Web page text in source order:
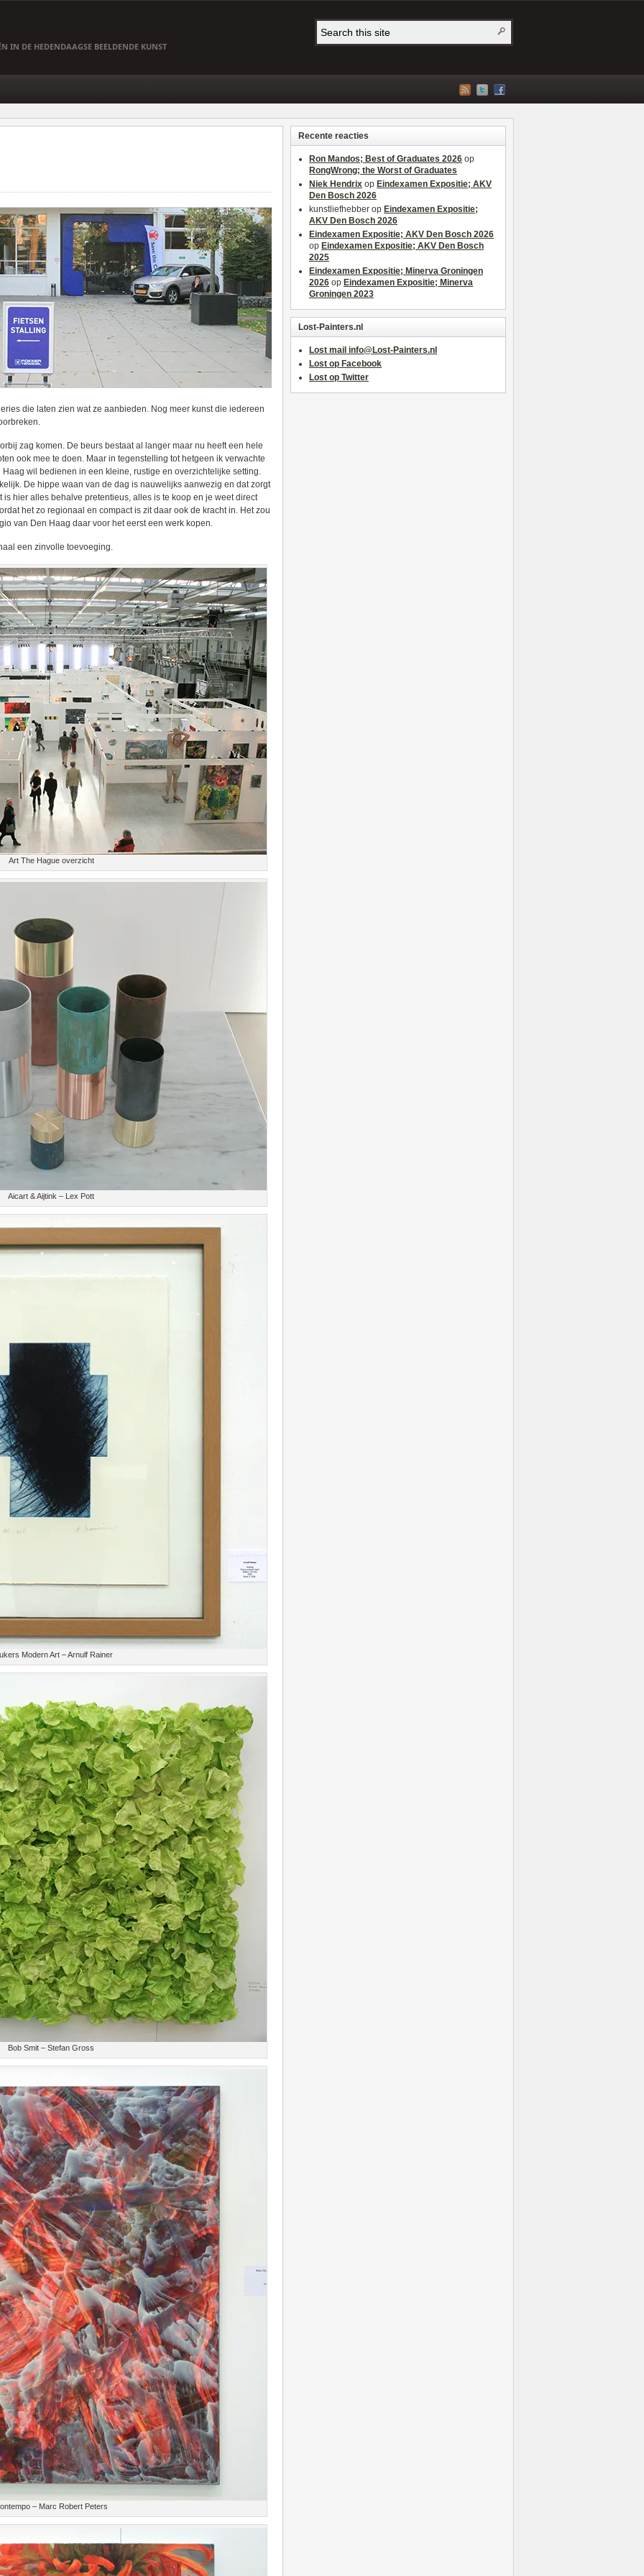
IN DE HEDENDAAGSE BEELDENDE KUNST
die laten zien wat ze aanbieden. Nog meer kunst die iedereen
zag komen. De beurs bestaat al langer maar nu heeft een hele
ook mee te doen. Maar in tegenstelling tot hetgeen ik verwachte
wil bedienen in een kleine, rustige en overzichtelijke setting.
De hippe waan van de dag is nauwelijks aanwezig en dat zorgt
hier alles behalve pretentieus, alles is te koop en je weet direct
het zo regionaal en compact is zit daar ook de kracht in. Het zou
van Den Haag daar voor het eerst een werk kopen.
een zinvolle toevoeging.
Art The Hague overzicht
Aicart & Aijtink – Lex Pott
Modern Art – Arnulf Rainer
Bob Smit – Stefan Gross
– Marc Robert Peters
Recente reacties
Ron Mandos; Best of Graduates 2026 op
RongWrong; the Worst of Graduates
Niek Hendrix op Eindexamen Expositie; AKV
Den Bosch 2026
kunstliefhebber op Eindexamen Expositie;
AKV Den Bosch 2026
Eindexamen Expositie; AKV Den Bosch 2026
op Eindexamen Expositie; AKV Den Bosch
2025
Eindexamen Expositie; Minerva Groningen
2026 op Eindexamen Expositie; Minerva
Groningen 2023
Lost-Painters.nl
Lost mail info@Lost-Painters.nl
Lost op Facebook
Lost op Twitter